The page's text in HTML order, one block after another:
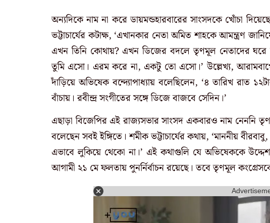
অন্যদিকে নাম না করে ডায়মন্ডহারবারের সাংসদকে খোঁচা
ভট্টাচার্যের কটাক্ষ, ‘‌এখানকার নেতা অমিত শাহকে আমন্ত্রণ
এখন তিনি কোথায়? এখন ডিজের বদলে তৃণমূল নেতাদের ঘরে
তুমি এসো। এরম করে না, একটু তো এসো।’‌ উল্লেখ্য,
দাঁড়িয়ে অভিষেক বন্দ্যোপাধ্যায় বলেছিলেন, ‘৪ তারিখ রাত
বাঁচায়। রবীন্দ্র সংগীতের সঙ্গে ডিজে বাজবে সেদিন।’
এছাড়া বিজেপির এই রাজ্যসভার সাংসদ একবারও নাম নেননি
বলেছেন সবই ইঙ্গিতে। শমীক ভট্টাচার্যের কথায়, ‘‌মাননীয়
এভাবে লুকিয়ে থেকো না।’‌ এই কথাগুলি যে অভিষেককে
আগামী ২১ মে ফলতায় পুনর্নির্বাচন রয়েছে। তবে তৃণমূল কংগ্রেসকে